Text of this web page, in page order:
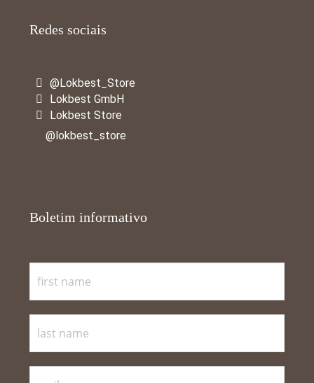
Redes sociais
@Lokbest_Store
Lokbest GmbH
Lokbest Store
@lokbest_store
Boletim informativo